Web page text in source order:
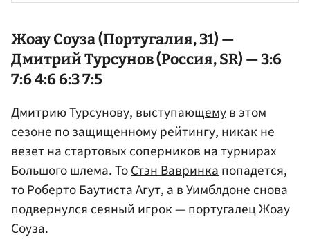
Жоау Соуза (Португалия, 31) —
Дмитрий Турсунов (Россия, SR) — 3:6
7:6 4:6 6:3 7:5
Дмитрию Турсунову, выступающемув этом
сезоне по защищенному рейтингу, никак не
везет на стартовых соперников на турнирах
Большого шлема. ТоСтэн Вавринкапопадется,
то Роберто Баутиста Агут, а в Уимблдоне снова
подвернулся сеяный игрок — португалец Жоау
Соуза.